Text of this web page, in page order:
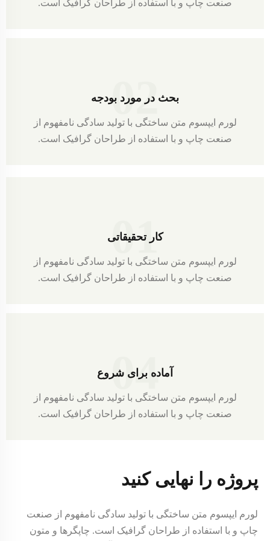
صنعت چاپ و با استفاده از طراحان گرافیک است.
بحث در مورد بودجه
02
لورم ایپسوم متن ساختگی با تولید سادگی نامفهوم از
صنعت چاپ و با استفاده از طراحان گرافیک است.
کار تحقیقاتی
01
لورم ایپسوم متن ساختگی با تولید سادگی نامفهوم از
صنعت چاپ و با استفاده از طراحان گرافیک است.
آماده برای شروع
04
لورم ایپسوم متن ساختگی با تولید سادگی نامفهوم از
صنعت چاپ و با استفاده از طراحان گرافیک است.
پروژه را نهایی کنید
لورم ایپسوم متن ساختگی با تولید سادگی نامفهوم از صنعت
چاپ و با استفاده از طراحان گرافیک است. چاپگرها و متون